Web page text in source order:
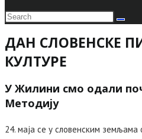
ДАН СЛОВЕНСКЕ
КУЛТУРЕ
У Жилини смо одали
Методију
24. маја се у словенским